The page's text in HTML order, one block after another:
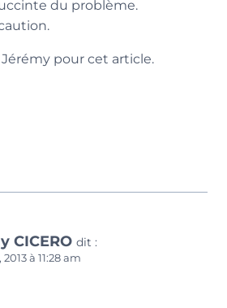
du problème.
pour cet article.
CICERO dit :
à 11:28 am